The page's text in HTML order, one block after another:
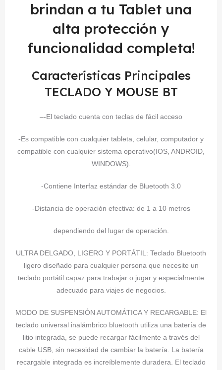
brindan a tu Tablet una
alta protección y
funcionalidad completa!
Características Principales
TECLADO Y MOUSE BT
–-El teclado cuenta con teclas de fácil acceso
-Es compatible con cualquier tableta, celular, computador y
compatible con cualquier sistema operativo(IOS, ANDROID,
WINDOWS).
-Contiene Interfaz estándar de Bluetooth 3.0
-Distancia de operación efectiva: de 1 a 10 metros
dependiendo del lugar de operación.
ULTRA DELGADO, LIGERO Y PORTÁTIL: Teclado Bluetooth
ligero diseñado para cualquier persona que necesite un
teclado portátil capaz para trabajar o jugar y especialmente
adecuado para viajes de negocios.
MODO DE SUSPENSIÓN AUTOMÁTICA Y RECARGABLE: El
teclado universal inalámbrico bluetooth utiliza una batería de
litio integrada, se puede recargar fácilmente a través del
cable USB, sin necesidad de cambiar la batería. La batería
recargable integrada es increíblemente duradera. El teclado